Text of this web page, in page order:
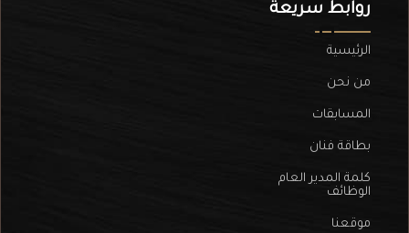
روابط سريعة
الرئيسية
من نحن
المسابقات
بطاقة فنان
كلمة المدير العام
الوظائف
موقعنا